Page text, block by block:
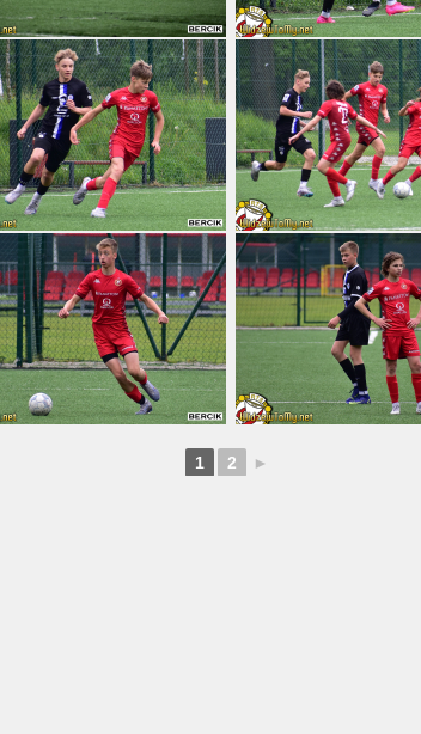
1 2 ►